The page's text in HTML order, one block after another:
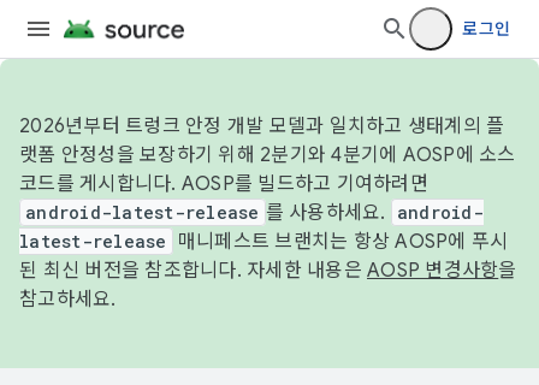
로그인
2026년부터 트렁크 안정 개발 모델과 일치하고 생태계의 플
랫폼 안정성을 보장하기 위해 2분기와 4분기에 AOSP에 소스
코드를 게시합니다. AOSP를 빌드하고 기여하려면
android-latest-release 를 사용하세요.
android-
latest-release
매니페스트 브랜치는 항상 AOSP에 푸시
된 최신 버전을 참조합니다. 자세한 내용은 AOSP 변경사항을
참고하세요.